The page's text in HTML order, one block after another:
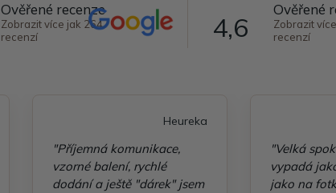
Ověřené recenze
Zobrazit více jak 264
recenzí
4,6
Ověřené
Zobrazit více
recenzí
Heureka
"Příjemná komunikace,
vzorné balení, rychlé
dodání a ještě "dárek" jsem
"Velká
vypadá
jako na